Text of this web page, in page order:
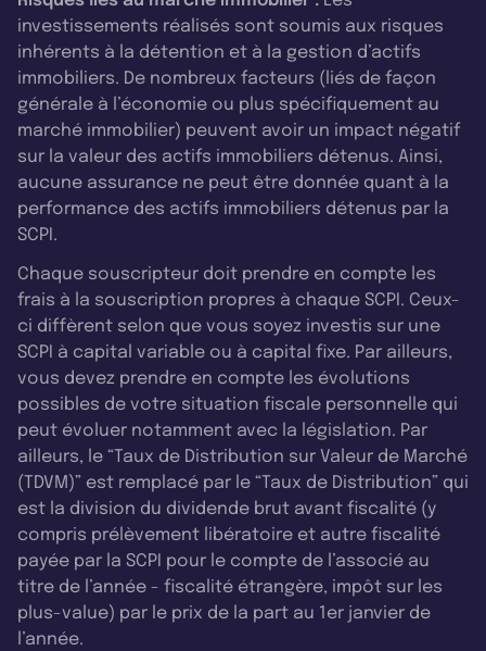
investissements réalisés sont soumis aux risques
inhérents à la détention et à la gestion d’actifs
immobiliers. De nombreux facteurs (liés de façon
générale à l’économie ou plus spécifiquement au
marché immobilier) peuvent avoir un impact négatif
sur la valeur des actifs immobiliers détenus. Ainsi,
aucune assurance ne peut être donnée quant à la
performance des actifs immobiliers détenus par la
SCPI.
Chaque souscripteur doit prendre en compte les
frais à la souscription propres à chaque SCPI. Ceux-
ci diffèrent selon que vous soyez investis sur une
SCPI à capital variable ou à capital fixe. Par ailleurs,
vous devez prendre en compte les évolutions
possibles de votre situation fiscale personnelle qui
peut évoluer notamment avec la législation. Par
ailleurs, le “Taux de Distribution sur Valeur de Marché
(TDVM)” est remplacé par le “Taux de Distribution” qui
est la division du dividende brut avant fiscalité (y
compris prélèvement libératoire et autre fiscalité
payée par la SCPI pour le compte de l’associé au
titre de l’année - fiscalité étrangère, impôt sur les
plus-value) par le prix de la part au 1er janvier de
l’année.